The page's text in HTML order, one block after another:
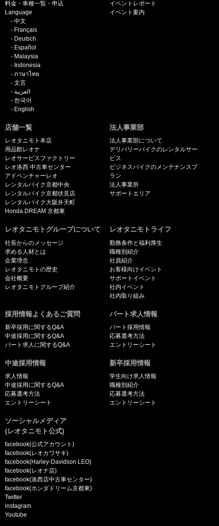
料金・車種一覧・申込
Language
中文
Français
Deutsch
Español
Malaysia
Indonesia
ภาษาไทย
文言
العربية
한국어
English
イベントレポート
イベント案内
店舗一覧
レオタニモト本店
用品館レオナ
レオサービスファクトリー
レオ洛西 中古車センター
アドベンチャーレオ
レンタルバイク京都中央
レンタルバイク京都伏見店
レンタルバイク大阪弁天町
Honda DREAM 京都東
法人事業部
法人事業部について
デリバリーバイクのレンタルサー
ビス
ビジネスバイクのメンテナンスプ
ラン
法人事業所
サポートエリア
レオタニモトグループについて
社長からのメッセージ
求める人材とは
企業理念
レオタニモトの歴史
会社概要
レオタニモトグループ紹介
レオタニモトライフ
勤務条件と福利厚生
職種別紹介
社員紹介
お客様向けイベント
サポートイベント
社内イベント
社内取り組み
採用情報よくあるご質問
新卒採用に関するQ&A
中途採用に関するQ&A
パート求人に関するQ&A
パート求人情報
パート採用情報
応募選考方法
エントリーシート
中途採用情報
求人情報
中途採用に関するQ&A
応募選考方法
エントリーシート
新卒採用情報
学生向け求人情報
職種別紹介
応募選考方法
エントリーシート
ソーシャルメディア
(レオタニモト公式)
facebook(公式アカウント)
facebook(レオカワサキ)
facebook(Harley-Davidson LEO)
facebook(レオナ店)
facebook(洛西店中古車センター)
facebook(ホンダドリーム京都東)
Twitter
instagram
Youtube